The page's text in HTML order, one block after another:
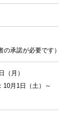
の承諾が必要です）
（月）
10月1日（土）～